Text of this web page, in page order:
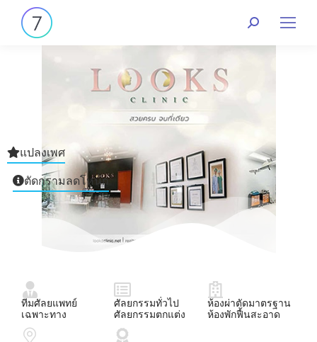
แปลงเพศ
ตัดกรามลดโหนก
ทีมศัลยแพทย์
เฉพาะทาง
ศัลยกรรมทั่วไป
ศัลยกรรมตกแต่ง
ห้องผ่าตัดมาตรฐาน
ห้องพักฟื้นสะอาด